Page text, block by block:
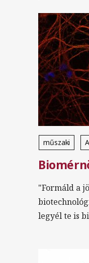
műszaki
magyar
"Formáld a
legyél te is